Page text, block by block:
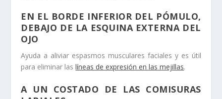
EN EL BORDE INFERIOR DEL PÓMULO,
DEBAJO DE LA ESQUINA EXTERNA DEL
OJO
Ayuda a aliviar espasmos musculares faciales y es útil
para eliminar laslíneas de expresión en las mejillas.
A UN COSTADO DE LAS COMISURAS